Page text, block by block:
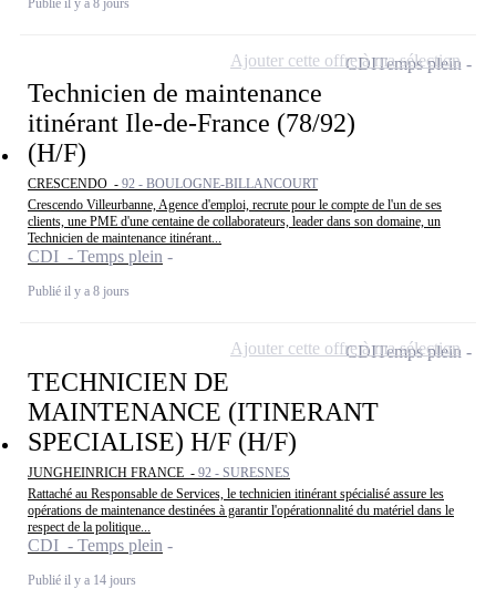
Technicien de maintenance
itinérant Ile-de-France (78/92)
(H/F)
CRESCENDO - 92 - BOULOGNE-BILLANCOURT
Crescendo Villeurbanne, Agence d'emploi, recrute pour le compte de l'un de ses
clients, une PME d'une centaine de collaborateurs, leader dans son domaine, un
Technicien de maintenance itinérant...
CDI - Temps plein
Publié il y a 8 jours
CDITemps plein
Ajouter cette offre à ma sélection
TECHNICIEN DE
MAINTENANCE (ITINERANT
SPECIALISE) H/F (H/F)
JUNGHEINRICH FRANCE - 92 - SURESNES
Rattaché au Responsable de Services, le technicien itinérant spécialisé assure les
opérations de maintenance destinées à garantir l'opérationnalité du matériel dans le
respect de la politique...
CDI - Temps plein
Publié il y a 14 jours
CDITemps plein
Ajouter cette offre à ma sélection